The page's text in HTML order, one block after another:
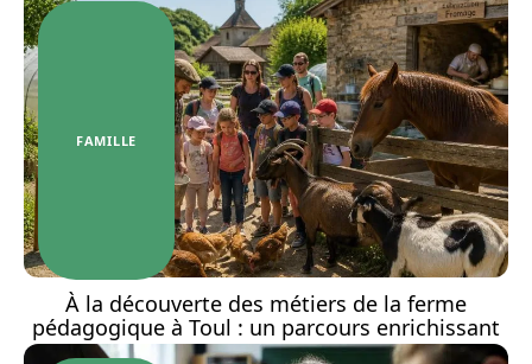
FAMILLE
À la découverte des métiers de la ferme
pédagogique à Toul : un parcours enrichissant